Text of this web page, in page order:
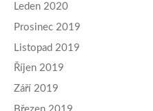
Leden 2020
Prosinec 2019
Listopad 2019
Říjen 2019
Září 2019